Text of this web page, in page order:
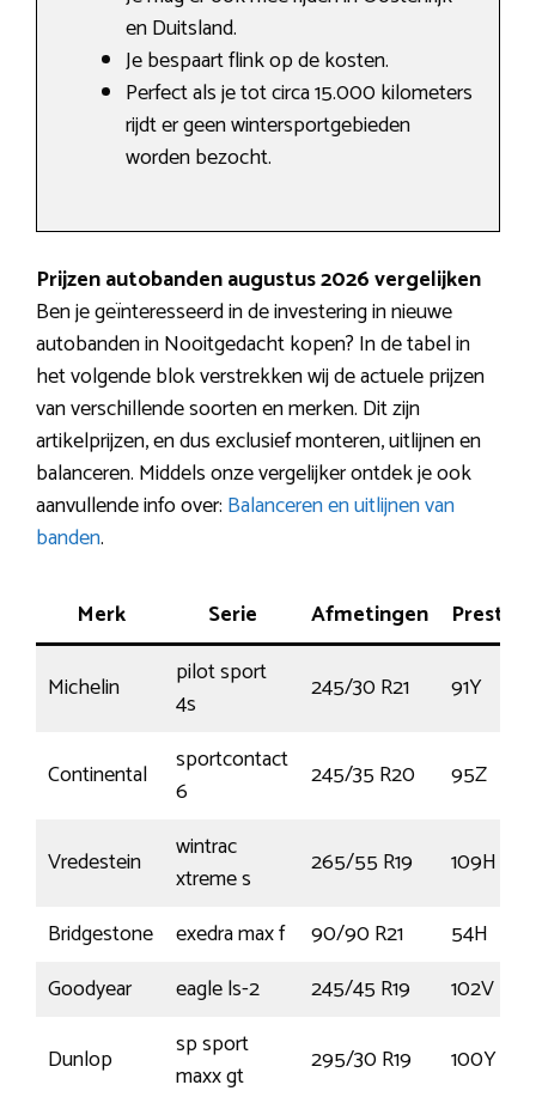
en Duitsland.
Je bespaart flink op de kosten.
Perfect als je tot circa 15.000 kilometers
rijdt er geen wintersportgebieden
worden bezocht.
Prijzen autobanden augustus 2026 vergelijken
Ben je geïnteresseerd in de investering in nieuwe
autobanden in Nooitgedacht kopen? In de tabel in
het volgende blok verstrekken wij de actuele prijzen
van verschillende soorten en merken. Dit zijn
artikelprijzen, en dus exclusief monteren, uitlijnen en
balanceren. Middels onze vergelijker ontdek je ook
aanvullende info over: Balanceren en uitlijnen van
banden.
Merk Serie Afmetingen
Michelin
pilot sport
4s
245/30 R21 91Y
Continental
sportcontact
6
245/35 R20 95Z
Vredestein
wintrac
xtreme s
265/55 R19
109H
Bridgestone
exedra max f 90/90 R21
54H
Goodyear
eagle ls-2 245/45 R19
102V
Dunlop
sp sport
maxx gt
295/30 R19 100Y